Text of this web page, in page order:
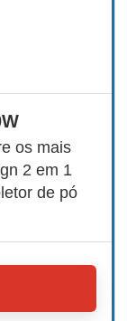
os mais
2 em 1
de pó